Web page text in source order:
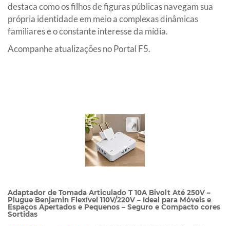
destaca como os filhos de figuras públicas navegam sua
própria identidade em meio a complexas dinâmicas
familiares e o constante interesse da mídia.
Acompanhe atualizações no Portal F5.
Adaptador de Tomada Articulado T 10A Bivolt Até 250V –
Plugue Benjamin Flexível 110V/220V – Ideal para Móveis e
Espaços Apertados e Pequenos – Seguro e Compacto cores
Sortidas